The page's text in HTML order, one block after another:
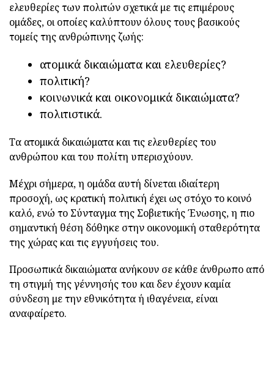
ελευθερίες των πολιτών σχετικά με τις επιμέρους
ομάδες, οι οποίες καλύπτουν όλους τους βασικούς
τομείς της ανθρώπινης ζωής:
ατομικά δικαιώματα και ελευθερίες?
πολιτική?
κοινωνικά και οικονομικά δικαιώματα?
πολιτιστικά.
Τα ατομικά δικαιώματα και τις ελευθερίες του
ανθρώπου και του πολίτη υπερισχύουν.
Μέχρι σήμερα, η ομάδα αυτή δίνεται ιδιαίτερη
προσοχή, ως κρατική πολιτική έχει ως στόχο το κοινό
καλό, ενώ το Σύνταγμα της Σοβιετικής Ένωσης, η πιο
σημαντική θέση δόθηκε στην οικονομική σταθερότητα
της χώρας και τις εγγυήσεις του.
Προσωπικά δικαιώματα ανήκουν σε κάθε άνθρωπο από
τη στιγμή της γέννησής του και δεν έχουν καμία
σύνδεση με την εθνικότητα ή ιθαγένεια, είναι
αναφαίρετο.